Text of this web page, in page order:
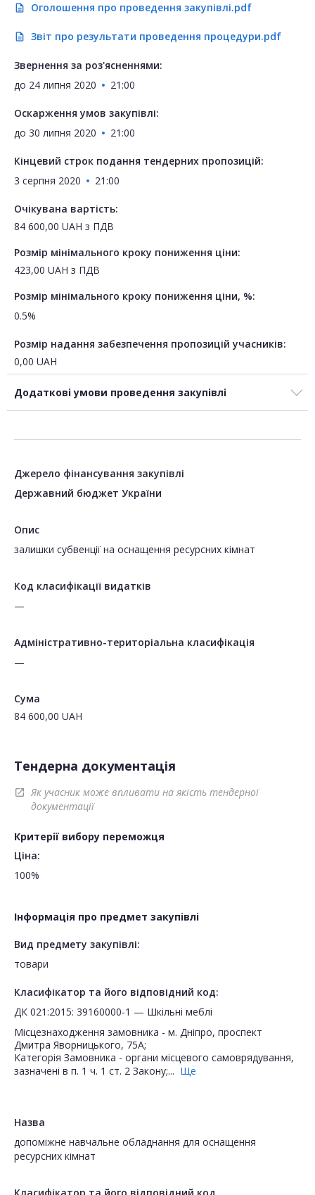
description Оголошення про проведення закупівлі.pdf
description Звіт про результати проведення процедури.pdf
Звернення за роз'ясненнями:
до 24 липня 2020 21:00
Оскарження умов закупівлі:
до 30 липня 2020 21:00
Кінцевий строк подання тендерних пропозицій:
3 серпня 2020
21:00
Очікувана вартість:
84 600,00 UAH з ПДВ
Розмір мінімального кроку пониження ціни:
423,00 UAH з ПДВ
Розмір мінімального кроку пониження ціни, %:
0.5%
Розмір надання забезпечення пропозицій учасників:
0,00 UAH
Додаткові умови проведення закупівлі
Джерело фінансування закупівлі
Державний бюджет України
Опис
залишки субвенції на оснащення ресурсних кімнат
Код класифікації видатків
—
Адміністративно-територіальна класифікація
—
Сума
84 600,00 UAH
Тендерна документація
open_in_new
Як учасник може впливати на якість тендерної
документації
Критерії вибору переможця
Ціна:
100%
Інформація про предмет закупівлі
Вид предмету закупівлі:
товари
Класифікатор та його відповідний код:
ДК 021:2015: 39160000-1 — Шкільні меблі
Місцезнаходження замовника - м. Дніпро, проспект
Дмитра Яворницького, 75А;
Категорія Замовника - органи місцевого самоврядування,
зазначені в п. 1 ч. 1 ст. 2 Закону;... Ще
Назва
допоміжне навчальне обладнання для оснащення
ресурсних кімнат